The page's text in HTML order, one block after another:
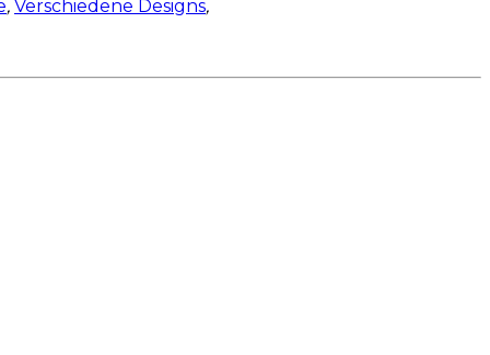
, Verschiedene Designs,